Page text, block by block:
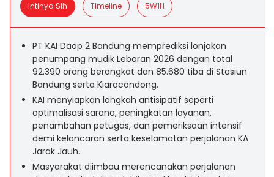
Intinya Sih Timeline 5W1H
PT KAI Daop 2 Bandung memprediksi lonjakan
penumpang mudik Lebaran 2026 dengan total
92.390 orang berangkat dan 85.680 tiba di Stasiun
Bandung serta Kiaracondong.
KAI menyiapkan langkah antisipatif seperti
optimalisasi sarana, peningkatan layanan,
penambahan petugas, dan pemeriksaan intensif
demi kelancaran serta keselamatan perjalanan KA
Jarak Jauh.
Masyarakat diimbau merencanakan perjalanan